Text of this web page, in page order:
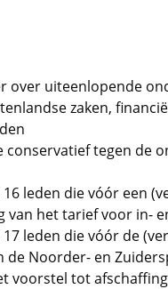
over uiteenlopende
zaken,
conservatief tegen de
leden die vóór een
van het tarief voor in-
leden die vóór de
de Noorder- en
voorstel tot